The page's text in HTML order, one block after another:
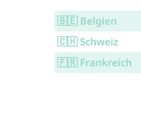
🇧🇪 Belgien
🇨🇭 Schweiz
🇫🇷 Frankreich